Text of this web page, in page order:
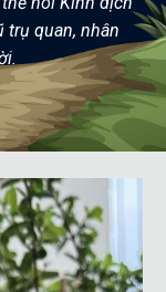
trụ quan, nhân